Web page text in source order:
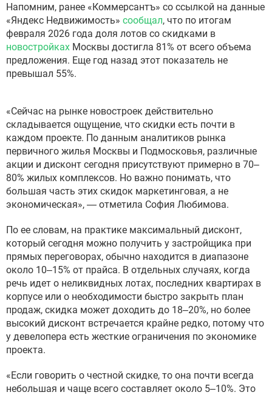
Напомним, ранее «Коммерсантъ» со ссылкой на данные
«Яндекс Недвижимость» сообщал, что по итогам
февраля 2026 года доля лотов со скидками в
новостройках Москвы достигла 81% от всего объема
предложения. Еще год назад этот показатель не
превышал 55%.
«Сейчас на рынке новостроек действительно
складывается ощущение, что скидки есть почти в
каждом проекте. По данным аналитиков рынка
первичного жилья Москвы и Подмосковья, различные
акции и дисконт сегодня присутствуют примерно в 70–
80% жилых комплексов. Но важно понимать, что
большая часть этих скидок маркетинговая, а не
экономическая», — отметила София Любимова.
По ее словам, на практике максимальный дисконт,
который сегодня можно получить у застройщика при
прямых переговорах, обычно находится в диапазоне
около 10–15% от прайса. В отдельных случаях, когда
речь идет о неликвидных лотах, последних квартирах в
корпусе или о необходимости быстро закрыть план
продаж, скидка может доходить до 18–20%, но более
высокий дисконт встречается крайне редко, потому что
у девелопера есть жесткие ограничения по экономике
проекта.
«Если говорить о честной скидке, то она почти всегда
небольшая и чаще всего составляет около 5–10%. Это